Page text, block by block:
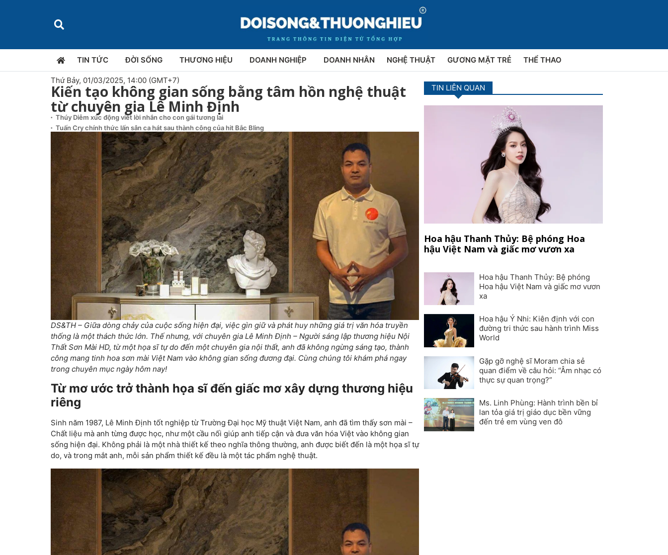
TIN TỨC ĐỜI SỐNG THƯƠNG HIỆU DOANH NGHIỆP DOANH NHÂN NGHỆ THUẬT GƯƠNG MẶT TRẺ THỂ THAO
Thứ Bảy, 01/03/2025, 14:00 (GMT+7)
Kiến tạo không gian sống bằng tâm hồn nghệ thuật
từ chuyên gia Lê Minh Định
Thúy Diễm xúc động viết lời nhắn cho con gái tương lai
Tuấn Cry chính thức lấn sân ca hát sau thành công của hit Bắc Bling
DS&TH – Giữa dòng chảy của cuộc sống hiện đại, việc gìn giữ và phát huy những giá trị văn hóa truyền
thống là một thách thức lớn. Thế nhưng, với chuyên gia Lê Minh Định – Người sáng lập thương hiệu Nội
Thất Sơn Mài HD, từ một họa sĩ tự do đến một chuyên gia nội thất, anh đã không ngừng sáng tạo, thành
công mang tinh hoa sơn mài Việt Nam vào không gian sống đương đại. Cùng chúng tôi khám phá ngay
trong chuyên mục ngày hôm nay!
Từ mơ ước trở thành họa sĩ đến giấc mơ xây dựng thương hiệu
riêng
Sinh năm 1987, Lê Minh Định tốt nghiệp từ Trường Đại học Mỹ thuật Việt Nam, anh đã tìm thấy sơn mài –
Chất liệu mà anh từng được học, như một cầu nối giúp anh tiếp cận và đưa văn hóa Việt vào không gian
sống hiện đại. Không phải là một nhà thiết kế theo nghĩa thông thường, anh được biết đến là một họa sĩ tự
do, và trong mắt anh, mỗi sản phẩm thiết kế đều là một tác phẩm nghệ thuật.
TIN LIÊN QUAN
Hoa hậu Thanh Thủy: Bệ phóng Hoa
hậu Việt Nam và giấc mơ vươn xa
Hoa hậu Thanh Thủy: Bệ phóng
Hoa hậu Việt Nam và giấc mơ vươn
xa
Hoa hậu Ý Nhi: Kiên định với con
đường tri thức sau hành trình Miss
World
Gặp gỡ nghệ sĩ Moram chia sẻ
quan điểm về câu hỏi: “Âm nhạc có
thực sự quan trọng?”
Ms. Linh Phùng: Hành trình bền bỉ
lan tỏa giá trị giáo dục bền vững
đến trẻ em vùng ven đô